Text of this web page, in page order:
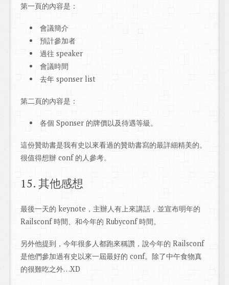
第一頁的內容是：
會議簡介
預計參加者
過往 speaker
會議時間
去年 sponser list
第二頁的內容是：
各個 Sponser 的牌價以及待遇等級。
這份贊助書是我有史以來看過的贊助書寫的最詳細精美的。
很值得想辦 conf 的人參考。
15. 其他感想
最後一天的 keynote，主辦人有上來講話，並宣布明年的
Railsconf 時間、和今年的 Rubyconf 時間。
另外他提到，今年很多人都跑來稱讚，說今年的 Railsconf
是他們參加過有史以來一屆最好的 conf。除了中午食物真
的很難吃之外…XD